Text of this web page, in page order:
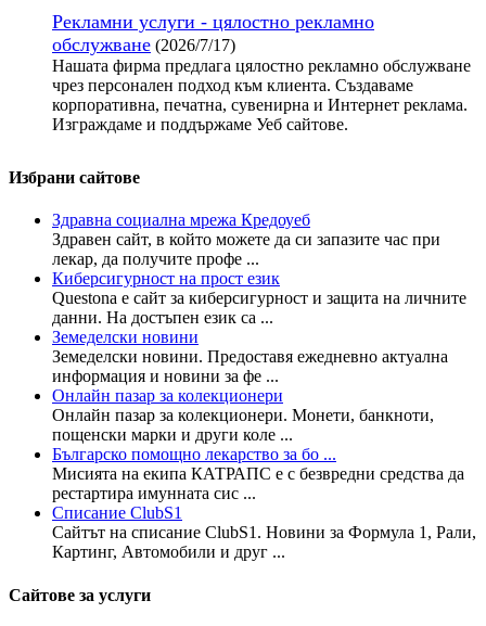
Рекламни услуги - цялостно рекламно
обслужване (2026/7/17)
Нашата фирма предлага цялостно рекламно обслужване
чрез персонален подход към клиента. Създаваме
корпоративна, печатна, сувенирна и Интернет реклама.
Изграждаме и поддържаме Уеб сайтове.
Избрани сайтове
Здравна социална мрежа Кредоуеб
Здравен сайт, в който можете да си запазите час при
лекар, да получите профе ...
Киберсигурност на прост език
Questona е сайт за киберсигурност и защита на личните
данни. На достъпен език са ...
Земеделски новини
Земеделски новини. Предоставя ежедневно актуална
информация и новини за фе ...
Онлайн пазар за колекционери
Онлайн пазар за колекционери. Монети, банкноти,
пощенски марки и други коле ...
Българско помощно лекарство за бо ...
Мисията на екипа КАТРАПС е с безвредни средства да
рестартира имунната сис ...
Списание ClubS1
Сайтът на списание ClubS1. Новини за Формула 1, Рали,
Картинг, Автомобили и друг ...
Сайтове за услуги